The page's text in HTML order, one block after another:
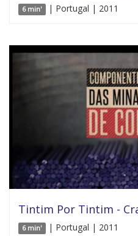
6 min' | Portugal | 2011
Tintim Por Tintim -
6 min' | Portugal | 2011